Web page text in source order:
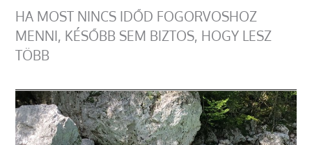
HA MOST NINCS IDŐD FOGORVOSHOZ
MENNI, KÉSŐBB SEM BIZTOS, HOGY LESZ
TÖBB